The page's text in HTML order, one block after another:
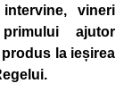
și ateliere
fi completat de
și petreceri cu
vineri
ajutor
la ieșirea